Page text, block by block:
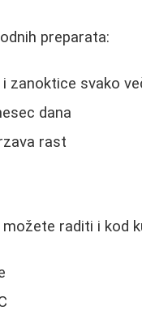
preparata:
zanoktice svako
dana
rast
raditi i kod